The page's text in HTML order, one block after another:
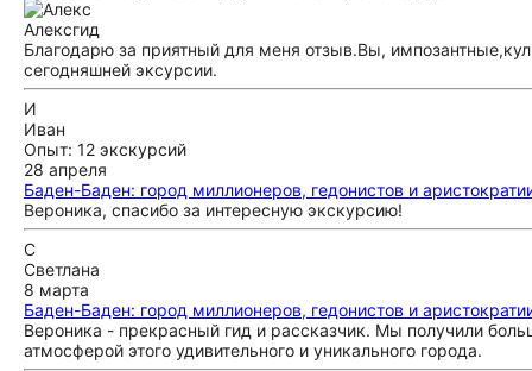
Алексгид
Благодарю за приятный для меня отзыв.Вы,
сегодняшней эксурсии.
И
Иван
Опыт: 12 экскурсий
28 апреля
Баден-Баден: город миллионеров, гедонистов и
Вероника, спасибо за интересную экскурсию!
С
Светлана
8 марта
Баден-Баден: город миллионеров, гедонистов и
Вероника - прекрасный гид и рассказчик. Мы получили
атмосферой этого удивительного и уникального города.